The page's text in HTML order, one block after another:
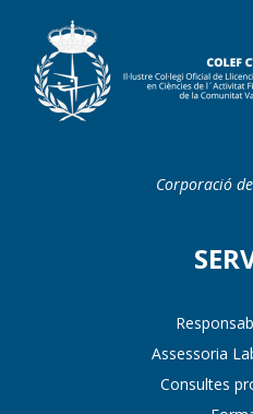
Corporació
Assessoria
Consultes